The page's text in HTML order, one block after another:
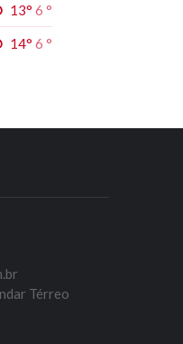
13° 6 °
14° 6 °
Térreo